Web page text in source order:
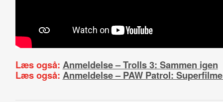
Læs også: Anmeldelse – Trolls 3: Sammen igen
Læs også: Anmeldelse – PAW Patrol: